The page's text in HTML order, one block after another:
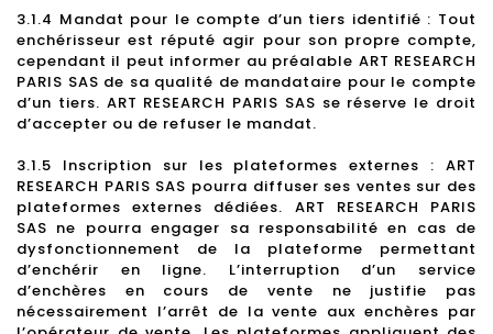
3.1.4 Mandat pour le compte d’un tiers identifié : Tout
enchérisseur est réputé agir pour son propre compte,
cependant il peut informer au préalable ART RESEARCH
PARIS SAS de sa qualité de mandataire pour le compte
d’un tiers. ART RESEARCH PARIS SAS se réserve le droit
d’accepter ou de refuser le mandat.
3.1.5 Inscription sur les plateformes externes : ART
RESEARCH PARIS SAS pourra diffuser ses ventes sur des
plateformes externes dédiées. ART RESEARCH PARIS
SAS ne pourra engager sa responsabilité en cas de
dysfonctionnement de la plateforme permettant
d’enchérir en ligne. L’interruption d’un service
d’enchères en cours de vente ne justifie pas
nécessairement l’arrêt de la vente aux enchères par